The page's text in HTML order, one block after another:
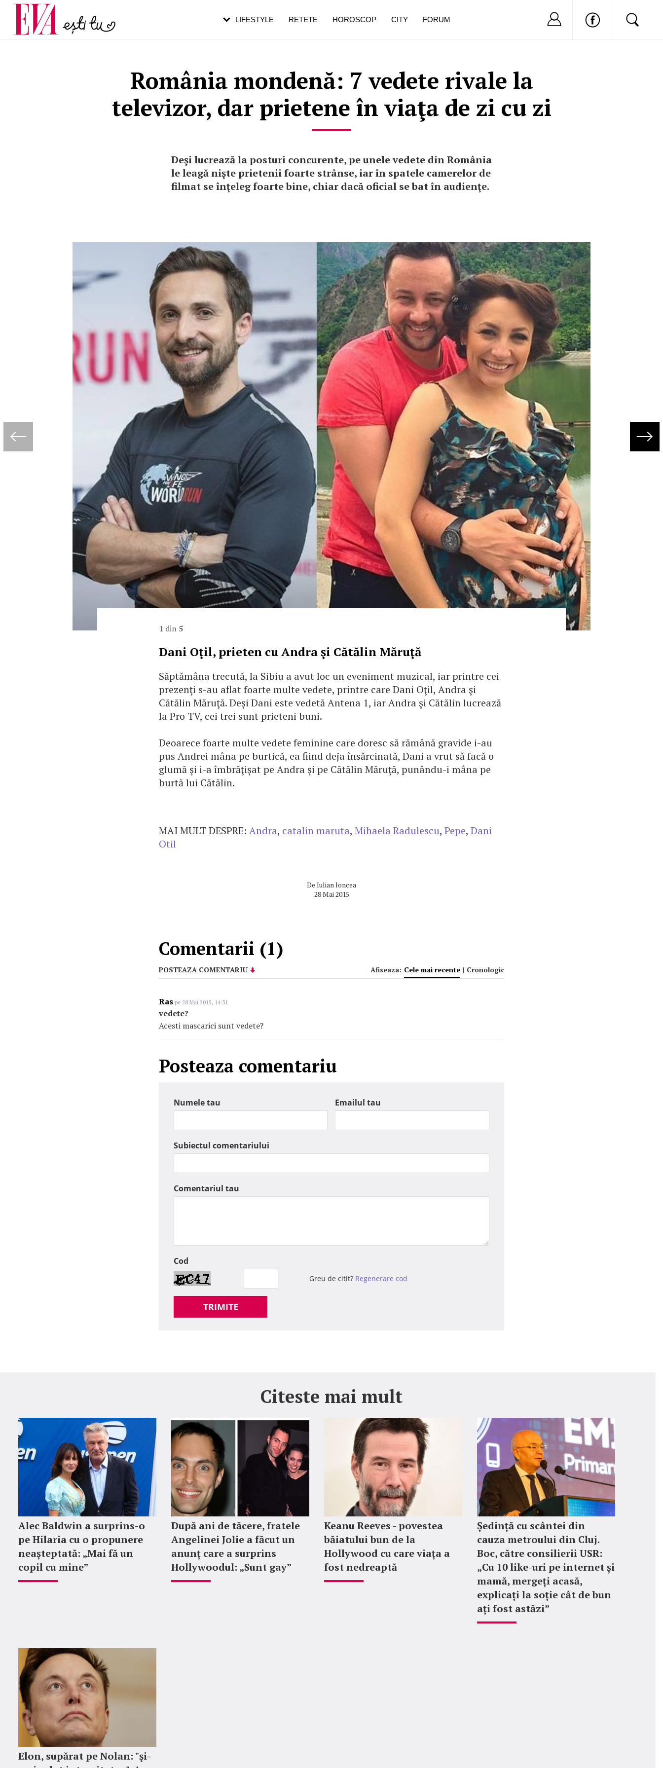
România mondenă: 7 vedete rivale la
televizor, dar prietene în viaţa de zi cu zi
Deşi lucrează la posturi concurente, pe unele vedete din România
le leagă nişte prietenii foarte strânse, iar în spatele camerelor de
filmat se înţeleg foarte bine, chiar dacă oficial se bat în audienţe.
1 din 5
Dani Oţil, prieten cu Andra şi Cătălin Măruţă
Săptămâna trecută, la Sibiu a avut loc un eveniment muzical, iar printre cei
prezenţi s-au aflat foarte multe vedete, printre care Dani Oţil, Andra şi
Cătălin Măruţă. Deşi Dani este vedetă Antena 1, iar Andra şi Cătălin lucrează
la Pro TV, cei trei sunt prieteni buni.
Deoarece foarte multe vedete feminine care doresc să rămână gravide i-au
pus Andrei mâna pe burtică, ea fiind deja însărcinată, Dani a vrut să facă o
glumă şi i-a îmbrăţişat pe Andra şi pe Cătălin Măruţă, punându-i mâna pe
burtă lui Cătălin.
MAI MULT DESPRE: Andra, catalin maruta, Mihaela Radulescu, Pepe, Dani
Otil
De Iulian Ioncea
28 Mai 2015
Comentarii (1)
POSTEAZA COMENTARIU Afiseaza: Cele mai recente | Cronologic
Ras pe 28 Mai 2015, 14:31
vedete?
Acesti mascarici sunt vedete?
Posteaza comentariu
Numele tau Emailul tau
Subiectul comentariului
Comentariul tau
Cod
Greu de citit? Regenerare cod
TRIMITE
Citeste mai mult
Alec Baldwin a surprins-o
pe Hilaria cu o propunere
neașteptată: „Mai fă un
copil cu mine”
După ani de tăcere, fratele
Angelinei Jolie a făcut un
anunț care a surprins
Hollywoodul: „Sunt gay”
Keanu Reeves - povestea
băiatului bun de la
Hollywood cu care viața a
fost nedreaptă
Ședință cu scântei din
cauza metroului din Cluj.
Boc, către consilierii USR:
„Cu 10 like-uri pe internet și
mamă, mergeți acasă,
explicați la soție cât de bun
ați fost astăzi”
Elon, supărat pe Nolan: "şi-
LIFESTYLE RETETE HOROSCOP CITY FORUM Nu ai cont?
Carieră
Actualitate
pe măsură ce înaintezi în vârstă